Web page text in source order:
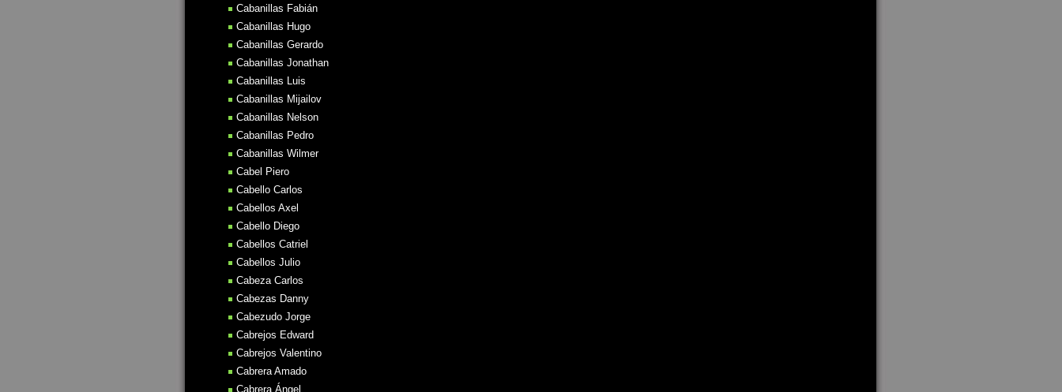
Cabanillas Fabián
Cabanillas Hugo
Cabanillas Gerardo
Cabanillas Jonathan
Cabanillas Luis
Cabanillas Mijailov
Cabanillas Nelson
Cabanillas Pedro
Cabanillas Wilmer
Cabel Piero
Cabello Carlos
Cabellos Axel
Cabello Diego
Cabellos Catriel
Cabellos Julio
Cabeza Carlos
Cabezas Danny
Cabezudo Jorge
Cabrejos Edward
Cabrejos Valentino
Cabrera Amado
Cabrera Ángel